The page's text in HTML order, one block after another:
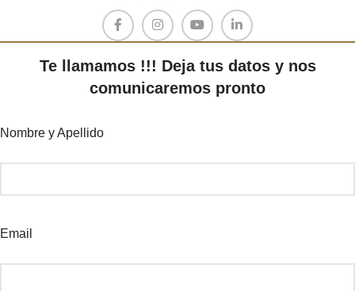
Te llamamos !!! Deja tus datos y nos
comunicaremos pronto
Nombre y Apellido
Email